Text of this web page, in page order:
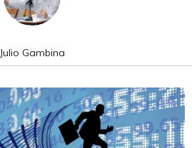
Julio Gambina